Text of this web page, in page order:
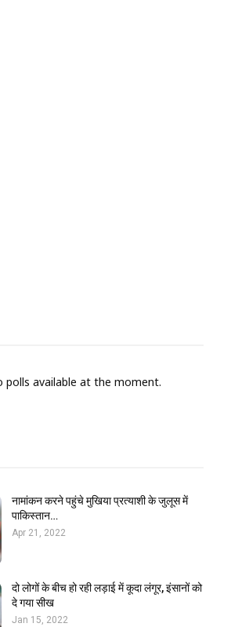
polls available at the moment.
नामांकन करने पहुंचे मुखिया प्रत्याशी के जुलूस में
पाकिस्तान…
Apr 21, 2022
दो लोगों के बीच हो रही लड़ाई में कूदा लंगूर, इंसानों को
दे गया सीख
Jan 15, 2022